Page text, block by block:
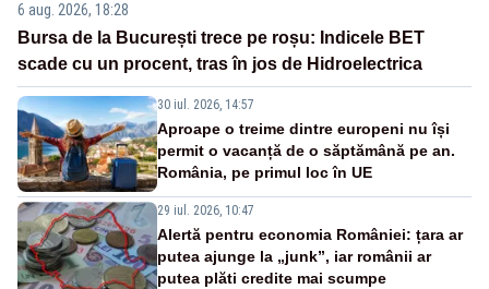
6 aug. 2026, 18:28
Bursa de la București trece pe roșu: Indicele BET
scade cu un procent, tras în jos de Hidroelectrica
30 iul. 2026, 14:57
Aproape o treime dintre europeni nu își
permit o vacanță de o săptămână pe an.
România, pe primul loc în UE
29 iul. 2026, 10:47
Alertă pentru economia României: țara ar
putea ajunge la „junk”, iar românii ar
putea plăti credite mai scumpe